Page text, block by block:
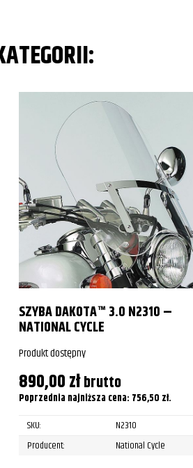
SZYBA DAKOTA™ 3.0 N2310 –
NATIONAL CYCLE
Produkt dostępny
890,00złbrutto
Poprzednia najniższa cena: 756,50 zł.
SKU:
N2310
Producent:
National Cycle